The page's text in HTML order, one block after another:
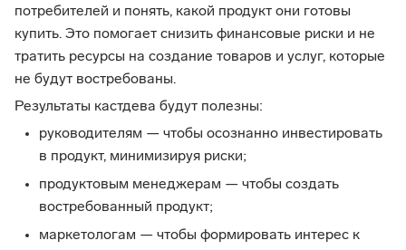
потребителей и понять, какой продукт они готовы
купить. Это помогает снизить финансовые риски и не
тратить ресурсы на создание товаров и услуг, которые
не будут востребованы.
Результаты кастдева будут полезны:
руководителям — чтобы осознанно инвестировать
в продукт, минимизируя риски;
продуктовым менеджерам — чтобы создать
востребованный продукт;
маркетологам — чтобы формировать интерес к